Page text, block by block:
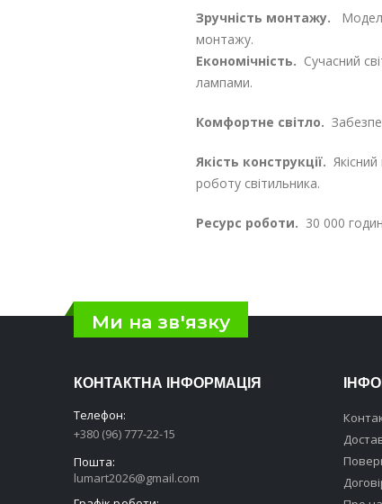
Зручність монтажу.
монтажу.
Економічність. Сучасний
лампами.
Комфортне світло.
Якість конструкції.
роботу світильника.
Ресурс роботи. 30 000 годин
Ми на зв'язку
КОНТАКТНА ІНФОРМАЦІЯ
Телефон:
+380 (96) 777-22-15
Пошта:
lumart2026@gmail.com